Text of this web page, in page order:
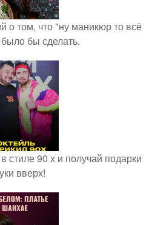
о том, что "ну маникюр то всё
бы сделать.
стиле 90 х и получай подарки
вверх!